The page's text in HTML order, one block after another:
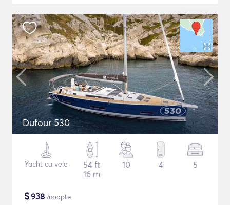
Dufour 530
Yacht cu vele
54 ft
16 m
10 4 5
$938 /noapte